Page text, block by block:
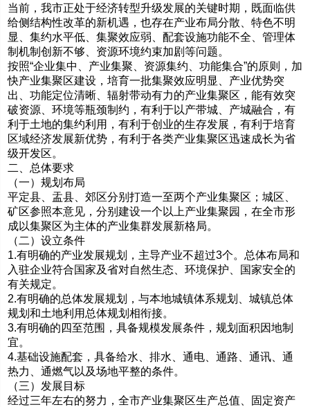
当前，我市正处于经济转型升级发展的关键时期，既面临供
给侧结构性改革的新机遇，也存在产业布局分散、特色不明
显、集约水平低、集聚效应弱、配套设施功能不全、管理体
制机制创新不够、资源环境约束加剧等问题。
按照“企业集中、产业集聚、资源集约、功能集合”的原则，加
快产业集聚区建设，培育一批集聚效应明显、产业优势突
出、功能定位清晰、辐射带动有力的产业集聚区，能有效突
破资源、环境等瓶颈制约，有利于以产带城、产城融合，有
利于土地的集约利用，有利于创业的生存发展，有利于培育
区域经济发展新优势，有利于各类产业集聚区迅速成长为省
级开发区。
二、总体要求
（一）规划布局
平定县、盂县、郊区分别打造一至两个产业集聚区；城区、
矿区参照本意见，分别建设一个以上产业集聚园，在全市形
成以集聚区为主体的产业集群发展新格局。
（二）设立条件
1.有明确的产业发展规划，主导产业不超过3个。总体布局和
入驻企业符合国家及省对自然生态、环境保护、国家安全的
有关规定。
2.有明确的总体发展规划，与本地城镇体系规划、城镇总体
规划和土地利用总体规划相衔接。
3.有明确的四至范围，具备规模发展条件，规划面积因地制
宜。
4.基础设施配套，具备给水、排水、通电、通路、通讯、通
热力、通燃气以及场地平整的条件。
（三）发展目标
经过三年左右的努力，全市产业集聚区生产总值、固定资产